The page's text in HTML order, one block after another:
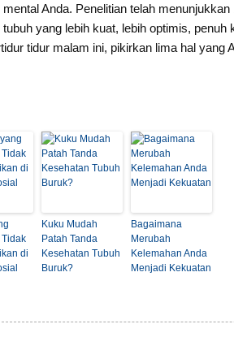
Anda. Penelitian telah
yang lebih kuat, lebih optimis, penuh
tidur malam ini, pikirkan lima hal yang
di
Kuku Mudah
Patah Tanda
Kesehatan Tubuh
Buruk?
Bagaimana
Merubah
Kelemahan Anda
Menjadi Kekuatan